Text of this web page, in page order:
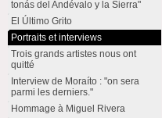
tonás del Andévalo y la Sierra"
El Último Grito
Portraits et interviews
Trois grands artistes nous ont
quitté
Interview de Moraíto : "on sera
parmi les derniers."
Hommage à Miguel Rivera